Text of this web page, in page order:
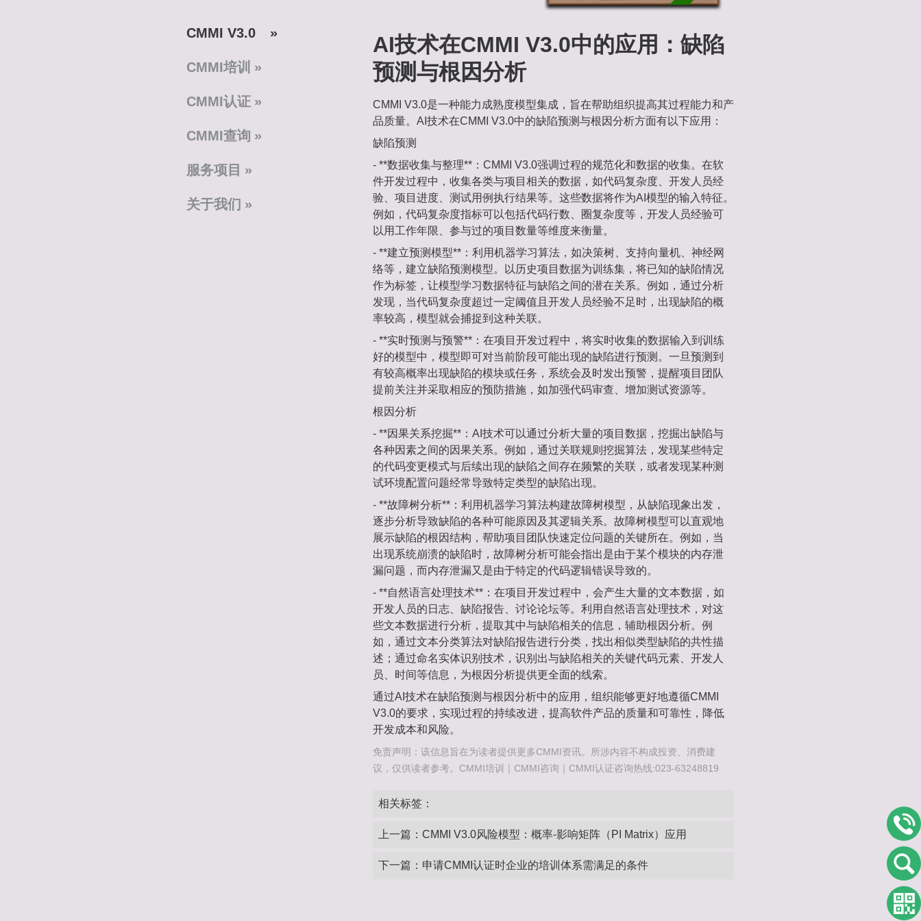
CMMI V3.0
CMMI培训
CMMI认证
CMMI查询
服务项目
关于我们
AI技术在CMMI V3.0中的应用：缺陷
预测与根因分析‌
CMMI V3.0是一种能力成熟度模型集成，旨在帮助组织提高其过程能力和产
品质量。AI技术在CMMI V3.0中的缺陷预测与根因分析方面有以下应用：
缺陷预测
- **数据收集与整理**：CMMI V3.0强调过程的规范化和数据的收集。在软
件开发过程中，收集各类与项目相关的数据，如代码复杂度、开发人员经
验、项目进度、测试用例执行结果等。这些数据将作为AI模型的输入特征。
例如，代码复杂度指标可以包括代码行数、圈复杂度等，开发人员经验可
以用工作年限、参与过的项目数量等维度来衡量。
- **建立预测模型**：利用机器学习算法，如决策树、支持向量机、神经网
络等，建立缺陷预测模型。以历史项目数据为训练集，将已知的缺陷情况
作为标签，让模型学习数据特征与缺陷之间的潜在关系。例如，通过分析
发现，当代码复杂度超过一定阈值且开发人员经验不足时，出现缺陷的概
率较高，模型就会捕捉到这种关联。
- **实时预测与预警**：在项目开发过程中，将实时收集的数据输入到训练
好的模型中，模型即可对当前阶段可能出现的缺陷进行预测。一旦预测到
有较高概率出现缺陷的模块或任务，系统会及时发出预警，提醒项目团队
提前关注并采取相应的预防措施，如加强代码审查、增加测试资源等。
根因分析
- **因果关系挖掘**：AI技术可以通过分析大量的项目数据，挖掘出缺陷与
各种因素之间的因果关系。例如，通过关联规则挖掘算法，发现某些特定
的代码变更模式与后续出现的缺陷之间存在频繁的关联，或者发现某种测
试环境配置问题经常导致特定类型的缺陷出现。
- **故障树分析**：利用机器学习算法构建故障树模型，从缺陷现象出发，
逐步分析导致缺陷的各种可能原因及其逻辑关系。故障树模型可以直观地
展示缺陷的根因结构，帮助项目团队快速定位问题的关键所在。例如，当
出现系统崩溃的缺陷时，故障树分析可能会指出是由于某个模块的内存泄
漏问题，而内存泄漏又是由于特定的代码逻辑错误导致的。
- **自然语言处理技术**：在项目开发过程中，会产生大量的文本数据，如
开发人员的日志、缺陷报告、讨论论坛等。利用自然语言处理技术，对这
些文本数据进行分析，提取其中与缺陷相关的信息，辅助根因分析。例
如，通过文本分类算法对缺陷报告进行分类，找出相似类型缺陷的共性描
述；通过命名实体识别技术，识别出与缺陷相关的关键代码元素、开发人
员、时间等信息，为根因分析提供更全面的线索。
通过AI技术在缺陷预测与根因分析中的应用，组织能够更好地遵循CMMI
V3.0的要求，实现过程的持续改进，提高软件产品的质量和可靠性，降低
开发成本和风险。
免责声明：该信息旨在为读者提供更多CMMI资讯。所涉内容不构成投资、消费建
议，仅供读者参考。CMMI培训｜CMMI咨询｜CMMI认证咨询热线:023-63248819
相关标签：
上一篇： CMMI V3.0风险模型：概率-影响矩阵（PI Matrix）应用‌
下一篇： 申请CMMI认证时企业的培训体系需满足的条件